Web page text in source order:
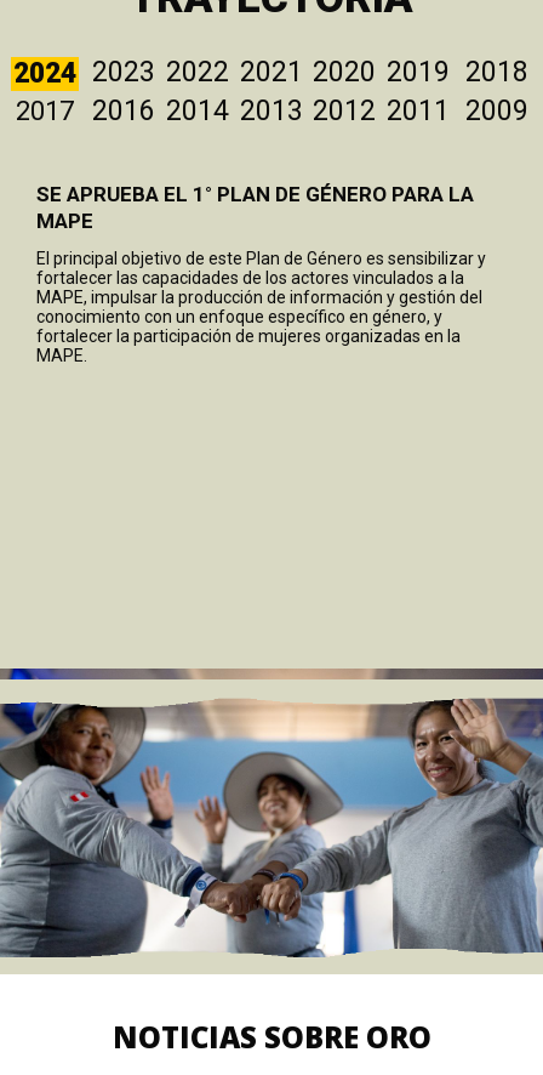
2021
2022
2023
SE APRUEBA EL 1° PLAN DE GÉNERO PARA LA
MAPE
El principal objetivo de este Plan de Género es sensibilizar y
fortalecer las capacidades de los actores vinculados a la
MAPE, impulsar la producción de información y gestión del
conocimiento con un enfoque específico en género, y
fortalecer la participación de mujeres organizadas en la
MAPE.
2024 2019
2017 2016 2014 2013 2012 2011 2009
2018
2020
NOTICIAS SOBRE ORO